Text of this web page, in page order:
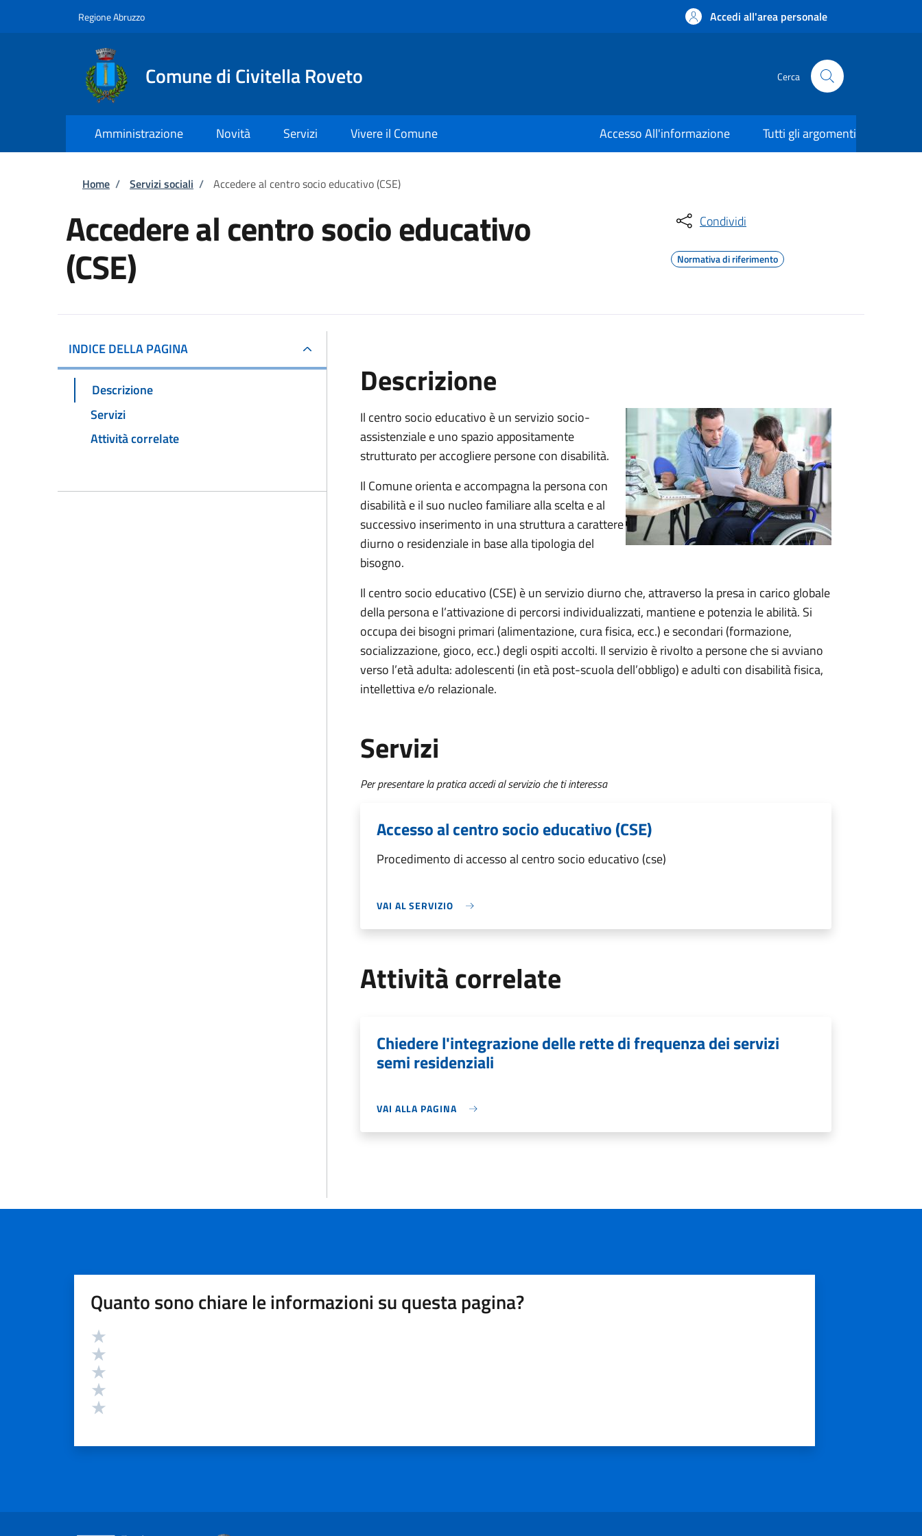
Regione Abruzzo Accedi all'area personale
Comune di Civitella Roveto Cerca
Amministrazione Novità Servizi Vivere il Comune Accesso All'informazione Tutti gli argomenti
Briciole di pane
Home / Servizi sociali / Accedere al centro socio educativo (CSE)
Accedere al centro socio educativo
(CSE)
Condividi
Normativa di riferimento
INDICE DELLA PAGINA
Descrizione
Servizi
Attività correlate
Descrizione
Il centro socio educativo è un servizio socio-
assistenziale e uno spazio appositamente
strutturato per accogliere persone con disabilità.
Il Comune orienta e accompagna la persona con
disabilità e il suo nucleo familiare alla scelta e al
successivo inserimento in una struttura a carattere
diurno o residenziale in base alla tipologia del
bisogno.
Il centro socio educativo (CSE) è un servizio diurno che, attraverso la presa in carico globale
della persona e l’attivazione di percorsi individualizzati, mantiene e potenzia le abilità. Si
occupa dei bisogni primari (alimentazione, cura fisica, ecc.) e secondari (formazione,
socializzazione, gioco, ecc.) degli ospiti accolti. Il servizio è rivolto a persone che si avviano
verso l’età adulta: adolescenti (in età post-scuola dell’obbligo) e adulti con disabilità fisica,
intellettiva e/o relazionale.
Servizi
Per presentare la pratica accedi al servizio che ti interessa
Accesso al centro socio educativo (CSE)
Procedimento di accesso al centro socio educativo (cse)
VAI AL SERVIZIO
Attività correlate
Chiedere l'integrazione delle rette di frequenza dei servizi
semi residenziali
VAI ALLA PAGINA
Quanto sono chiare le informazioni su questa pagina?
Valutazione